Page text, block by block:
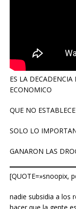
ES LA
ECONOMICO
QUE NO
SOLO LO
GANARON LAS
[QUOTE=»snoopix,
nadie subsidia a los